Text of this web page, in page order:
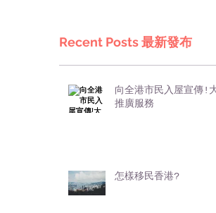
Recent Posts 最新發布
向全港市民入屋宣傳!
推廣服務
怎樣移民香港?